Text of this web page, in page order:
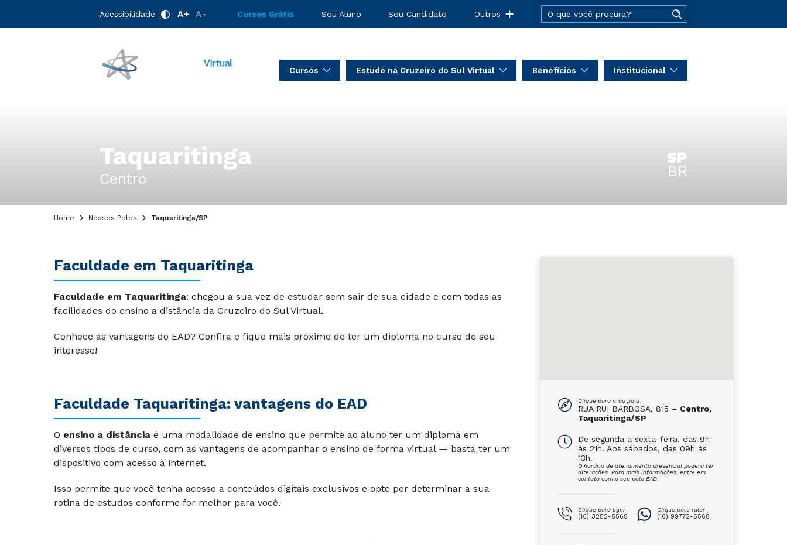
Acessibilidade A+ A- Cursos Grátis Sou Aluno Sou Candidato Outros
Cursos Estude na Cruzeiro do Sul Virtual Benefícios Institucional
Taquaritinga
Centro
SP
BR
Home Nossos Polos Taquaritinga/SP
Faculdade em Taquaritinga
Faculdade em Taquaritinga: chegou a sua vez de estudar sem sair de sua cidade e com todas as
facilidades do ensino a distância da Cruzeiro do Sul Virtual.
Conhece as vantagens do EAD? Confira e fique mais próximo de ter um diploma no curso de seu
interesse!
Faculdade Taquaritinga: vantagens do EAD
O ensino a distância é uma modalidade de ensino que permite ao aluno ter um diploma em
diversos tipos de curso, com as vantagens de acompanhar o ensino de forma virtual — basta ter um
dispositivo com acesso à internet.
Isso permite que você tenha acesso a conteúdos digitais exclusivos e opte por determinar a sua
rotina de estudos conforme for melhor para você.
Clique para ir ao polo
RUA RUI BARBOSA, 815 – Centro,
Taquaritinga/SP
De segunda a sexta-feira, das 9h
às 21h. Aos sábados, das 09h às
13h.
O horário de atendimento presencial poderá ter
alterações. Para mais informações, entre em
contato com o seu polo EAD.
Clique para ligar
(16) 3252-5568
Clique para falar
(16) 99772-5568